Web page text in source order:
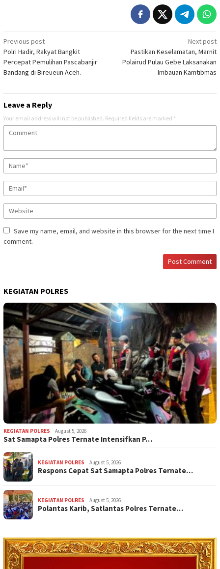
Post
navigation
Previous post
Polri Hadir, Rakyat Bangkit
Percepat Pemulihan Pascabanjir
Bandang di Bireueun Aceh.
Next post
Pastikan Keselamatan, Marnit
Polairud Pulau Gebe Laksanakan
Imbauan Kamtibmas
Leave a Reply
Your email address will not be published. Required fields are marked *
Save my name, email, and website in this browser for the next time I
comment.
KEGIATAN POLRES
KEGIATAN POLRES August 5, 2026
Sat Samapta Polres Ternate Intensifkan P…
KEGIATAN POLRES August 5, 2026
Respons Cepat Sat Samapta Polres Ternate…
KEGIATAN POLRES August 5, 2026
Polantas Karib, Satlantas Polres Ternate…